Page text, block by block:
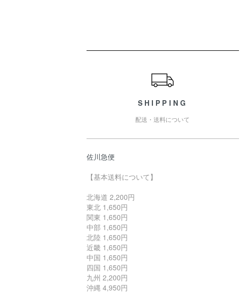
SHIPPING
配送・送料について
佐川急便
【基本送料について】
北海道 2,200円
東北 1,650円
関東 1,650円
中部 1,650円
北陸 1,650円
近畿 1,650円
中国 1,650円
四国 1,650円
九州 2,200円
沖縄 4,950円